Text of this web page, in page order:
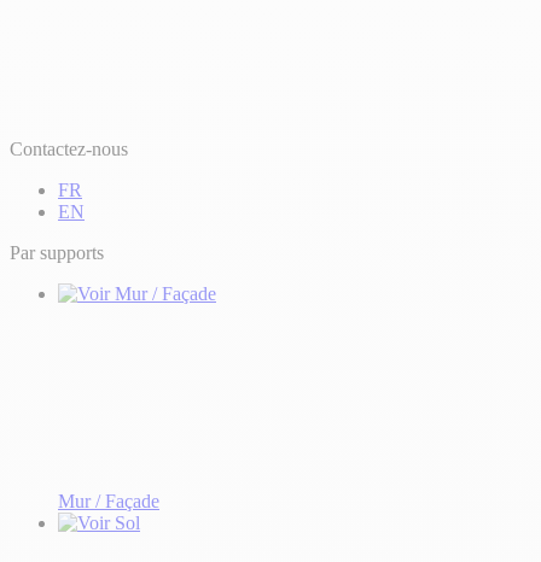
Contactez-nous
FR
EN
Par supports
Mur / Façade